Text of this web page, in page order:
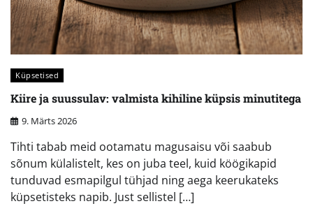
Küpsetised
Kiire ja suussulav: valmista kihiline küpsis minutitega
9. Märts 2026
Tihti tabab meid ootamatu magusaisu või saabub
sõnum külalistelt, kes on juba teel, kuid köögikapid
tunduvad esmapilgul tühjad ning aega keerukateks
küpsetisteks napib. Just sellistel […]